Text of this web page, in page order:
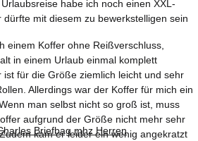
habe ich noch einen XXL-
mit diesem zu bewerkstelligen sein
einem Koffer ohne Reißverschluss,
in einem Urlaub einmal komplett
ist für die Größe ziemlich leicht und sehr
Allerdings war der Koffer für mich ein
man selbst nicht so groß ist, muss
aufgrund der Größe nicht mehr sehr
kam er leider ein wenig angekratzt